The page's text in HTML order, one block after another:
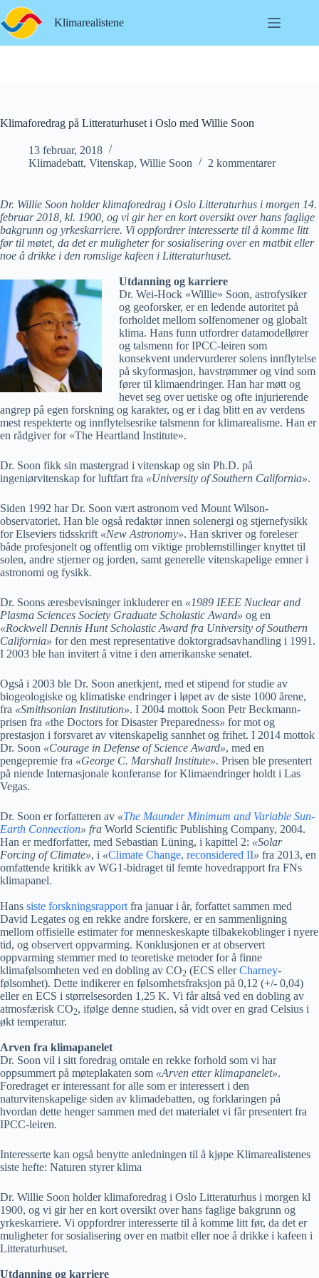
Hopp
til
innholdet
Klimarealistene
Klimaforedrag på Litteraturhuset i Oslo med Willie Soon
13 februar, 2018
Klimadebatt, Vitenskap, Willie Soon 2 kommentarer
Dr. Willie Soon holder klimaforedrag i Oslo Litteraturhus i morgen 14.
februar 2018, kl. 1900, og vi gir her en kort oversikt over hans faglige
bakgrunn og yrkeskarriere. Vi oppfordrer interesserte til å komme litt
før til møtet, da det er muligheter for sosialisering over en matbit eller
noe å drikke i den romslige kafeen i Litteraturhuset.
Utdanning og karriere
Dr. Wei-Hock «Willie» Soon, astrofysiker
og geoforsker, er en ledende autoritet på
forholdet mellom solfenomener og globalt
klima. Hans funn utfordrer datamodellører
og talsmenn for IPCC-leiren som
konsekvent undervurderer solens innflytelse
på skyformasjon, havstrømmer og vind som
fører til klimaendringer. Han har møtt og
hevet seg over uetiske og ofte injurierende
angrep på egen forskning og karakter, og er i dag blitt en av verdens
mest respekterte og innflytelsesrike talsmenn for klimarealisme. Han er
en rådgiver for «The Heartland Institute».
Dr. Soon fikk sin mastergrad i vitenskap og sin Ph.D. på
ingeniørvitenskap for luftfart fra «University of Southern California».
Siden 1992 har Dr. Soon vært astronom ved Mount Wilson-
observatoriet. Han ble også redaktør innen solenergi og stjernefysikk
for Elseviers tidsskrift «New Astronomy». Han skriver og foreleser
både profesjonelt og offentlig om viktige problemstillinger knyttet til
solen, andre stjerner og jorden, samt generelle vitenskapelige emner i
astronomi og fysikk.
Dr. Soons æresbevisninger inkluderer en «1989 IEEE Nuclear and
Plasma Sciences Society Graduate Scholastic Award» og en
«Rockwell Dennis Hunt Scholastic Award fra University of Southern
California» for den mest representative doktorgradsavhandling i 1991.
I 2003 ble han invitert å vitne i den amerikanske senatet.
Også i 2003 ble Dr. Soon anerkjent, med et stipend for studie av
biogeologiske og klimatiske endringer i løpet av de siste 1000 årene,
fra «Smithsonian Institution». I 2004 mottok Soon Petr Beckmann-
prisen fra «the Doctors for Disaster Preparedness» for mot og
prestasjon i forsvaret av vitenskapelig sannhet og frihet. I 2014 mottok
Dr. Soon «Courage in Defense of Science Award», med en
pengepremie fra «George C. Marshall Institute». Prisen ble presentert
på niende Internasjonale konferanse for Klimaendringer holdt i Las
Vegas.
Dr. Soon er forfatteren av «The Maunder Minimum and Variable Sun-
Earth Connection» fra World Scientific Publishing Company, 2004.
Han er medforfatter, med Sebastian Lüning, i kapittel 2: «Solar
Forcing of Climate», i «Climate Change, reconsidered II» fra 2013, en
omfattende kritikk av WG1-bidraget til femte hovedrapport fra FNs
klimapanel.
Hans siste forskningsrapport fra januar i år, forfattet sammen med
David Legates og en rekke andre forskere, er en sammenligning
mellom offisielle estimater for menneskeskapte tilbakekoblinger i nyere
tid, og observert oppvarming. Konklusjonen er at observert
oppvarming stemmer med to teoretiske metoder for å finne
klimafølsomheten ved en dobling av CO2 (ECS ellerCharney-
følsomhet). Dette indikerer en følsomhetsfraksjon på 0,12 (+/- 0,04)
eller en ECS i størrelsesorden 1,25 K. Vi får altså ved en dobling av
atmosfærisk CO2, ifølge denne studien, så vidt over en grad Celsius i
økt temperatur.
Arven fra klimapanelet
Dr. Soon vil i sitt foredrag omtale en rekke forhold som vi har
oppsummert på møteplakaten som «Arven etter klimapanelet».
Foredraget er interessant for alle som er interessert i den
naturvitenskapelige siden av klimadebatten, og forklaringen på
hvordan dette henger sammen med det materialet vi får presentert fra
IPCC-leiren.
Interesserte kan også benytte anledningen til å kjøpe Klimarealistenes
siste hefte: Naturen styrer klima
Dr. Willie Soon holder klimaforedrag i Oslo Litteraturhus i morgen kl
1900, og vi gir her en kort oversikt over hans faglige bakgrunn og
yrkeskarriere. Vi oppfordrer interesserte til å komme litt før, da det er
muligheter for sosialisering over en matbit eller noe å drikke i kafeen i
Litteraturhuset.
Utdanning og karriere